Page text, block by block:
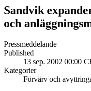
Sandvik
och
Pressmeddelande
Published
13 sep. 2002 00:00
Kategorier
Förvärv och